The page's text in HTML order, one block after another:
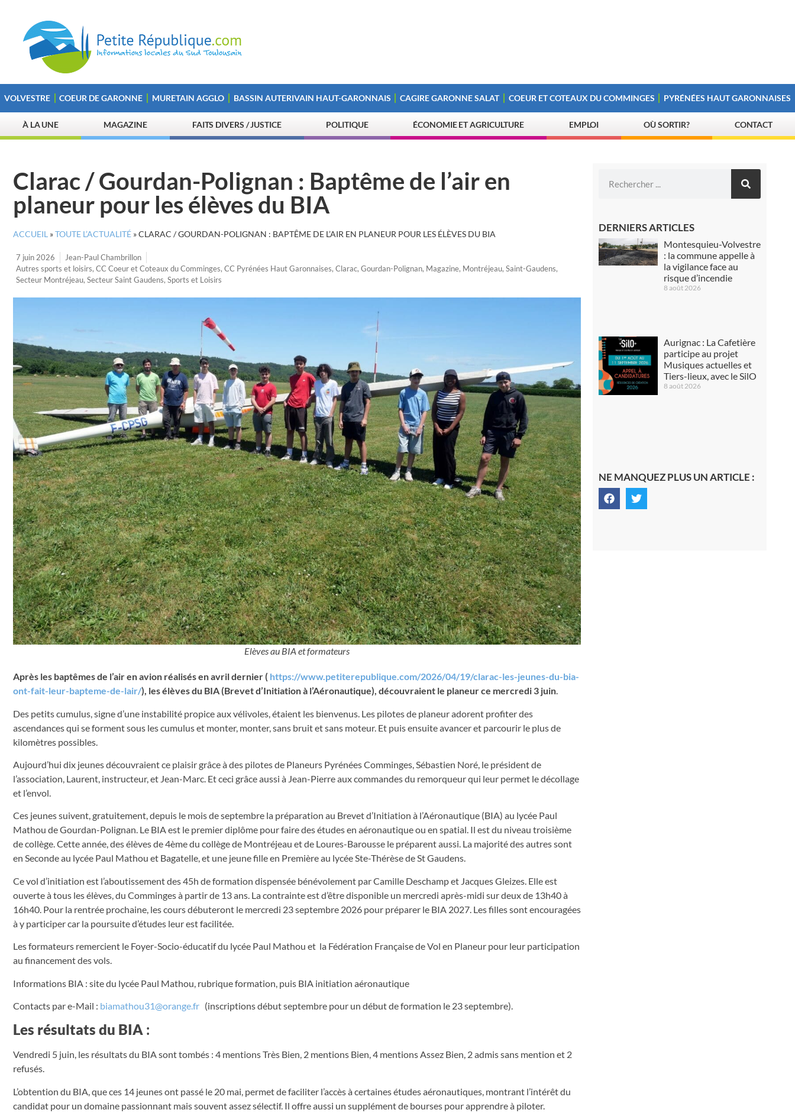
VOLVESTRE COEUR DE GARONNE MURETAIN AGGLO BASSIN AUTERIVAIN HAUT-GARONNAIS CAGIRE GARONNE SALAT COEUR ET COTEAUX DU COMMINGES PYRÉNÉES HAUT GARONNAISES
À LA UNE MAGAZINE FAITS DIVERS / JUSTICE POLITIQUE ÉCONOMIE ET AGRICULTURE EMPLOI OÙ SORTIR? CONTACT
Clarac / Gourdan-Polignan : Baptême de l’air en
planeur pour les élèves du BIA
ACCUEIL »TOUTE L’ACTUALITÉ »CLARAC / GOURDAN-POLIGNAN : BAPTÊME DE L’AIR EN PLANEUR POUR LES ÉLÈVES DU BIA
7 juin 2026
Jean-Paul Chambrillon
Autres sports et loisirs, CC Coeur et Coteaux du Comminges, CC Pyrénées Haut Garonnaises, Clarac, Gourdan-Polignan, Magazine, Montréjeau, Saint-Gaudens,
Secteur Montréjeau, Secteur Saint Gaudens, Sports et Loisirs
Elèves au BIA et formateurs
Après les baptêmes de l’air en avion réalisés en avril dernier ( https://www.petiterepublique.com/2026/04/19/clarac-les-jeunes-du-bia-
ont-fait-leur-bapteme-de-lair/), les élèves du BIA (Brevet d’Initiation à l’Aéronautique), découvraient le planeur ce mercredi 3 juin.
Des petits cumulus, signe d’une instabilité propice aux vélivoles, étaient les bienvenus. Les pilotes de planeur adorent profiter des
ascendances qui se forment sous les cumulus et monter, monter, sans bruit et sans moteur. Et puis ensuite avancer et parcourir le plus de
kilomètres possibles.
Aujourd’hui dix jeunes découvraient ce plaisir grâce à des pilotes de Planeurs Pyrénées Comminges, Sébastien Noré, le président de
l’association, Laurent, instructeur, et Jean-Marc. Et ceci grâce aussi à Jean-Pierre aux commandes du remorqueur qui leur permet le décollage
et l’envol.
Ces jeunes suivent, gratuitement, depuis le mois de septembre la préparation au Brevet d’Initiation à l’Aéronautique (BIA) au lycée Paul
Mathou de Gourdan-Polignan. Le BIA est le premier diplôme pour faire des études en aéronautique ou en spatial. Il est du niveau troisième
de collège. Cette année, des élèves de 4ème du collège de Montréjeau et de Loures-Barousse le préparent aussi. La majorité des autres sont
en Seconde au lycée Paul Mathou et Bagatelle, et une jeune fille en Première au lycée Ste-Thérèse de St Gaudens.
Ce vol d’initiation est l’aboutissement des 45h de formation dispensée bénévolement par Camille Deschamp et Jacques Gleizes. Elle est
ouverte à tous les élèves, du Comminges à partir de 13 ans. La contrainte est d’être disponible un mercredi après-midi sur deux de 13h40 à
16h40. Pour la rentrée prochaine, les cours débuteront le mercredi 23 septembre 2026 pour préparer le BIA 2027. Les filles sont encouragées
à y participer car la poursuite d’études leur est facilitée.
Les formateurs remercient le Foyer-Socio-éducatif du lycée Paul Mathou et la Fédération Française de Vol en Planeur pour leur participation
au financement des vols.
Informations BIA : site du lycée Paul Mathou, rubrique formation, puis BIA initiation aéronautique
Contacts par e-Mail : biamathou31@orange.fr (inscriptions début septembre pour un début de formation le 23 septembre).
Les résultats du BIA :
Vendredi 5 juin, les résultats du BIA sont tombés : 4 mentions Très Bien, 2 mentions Bien, 4 mentions Assez Bien, 2 admis sans mention et 2
refusés.
L’obtention du BIA, que ces 14 jeunes ont passé le 20 mai, permet de faciliter l’accès à certaines études aéronautiques, montrant l’intérêt du
candidat pour un domaine passionnant mais souvent assez sélectif. Il offre aussi un supplément de bourses pour apprendre à piloter.
DERNIERS ARTICLES
Montesquieu-Volvestre
: la commune appelle à
la vigilance face au
risque d’incendie
8 août 2026
Aurignac : La Cafetière
participe au projet
Musiques actuelles et
Tiers-lieux, avec le SilO
8 août 2026
NE MANQUEZ PLUS UN ARTICLE :